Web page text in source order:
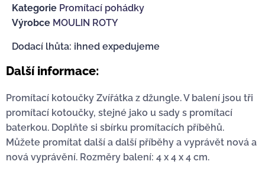
Kategorie Promítací pohádky
Výrobce MOULIN ROTY
Dodací lhůta: ihned expedujeme
Další informace:
Promítací kotoučky Zvířátka z džungle. V balení jsou tři
promítací kotoučky, stejné jako u sady s promítací
baterkou. Doplňte si sbírku promítacích příběhů.
Můžete promítat další a další příběhy a vyprávět nová a
nová vyprávění. Rozměry balení: 4 x 4 x 4 cm.